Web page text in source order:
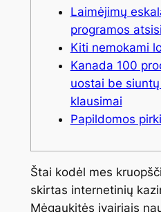
Laimėjimų
programos
Kiti nemokami
Kanada 100
uostai be
klausimai
Papildomos
Štai kodėl mes
skirtas internetinių
Mėgaukitės įvairiais